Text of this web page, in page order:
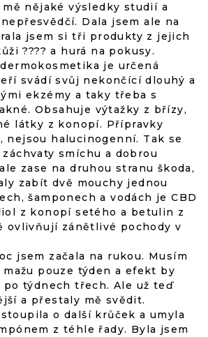
nějaké výsledky studií a
Dala jsem ale na
jsem si tři produkty z jejich
???? a hurá na pokusy.
je určená
svádí svůj nekončící dlouhý a
ekzémy a taky třeba s
Obsahuje výtažky z břízy,
látky z konopí. Přípravky
nejsou halucinogenní. Tak se
smíchu a dobrou
zase na druhou stranu škoda,
zabít dvě mouchy jednou
šamponech a vodách je CBD
z konopí setého a betulin z
ovlivňují zánětlivé pochody v
jsem začala na rukou. Musím
pouze týden a efekt by
po týdnech třech. Ale už teď
a přestaly mě svědit.
o další krůček a umyla
z téhle řady. Byla jsem